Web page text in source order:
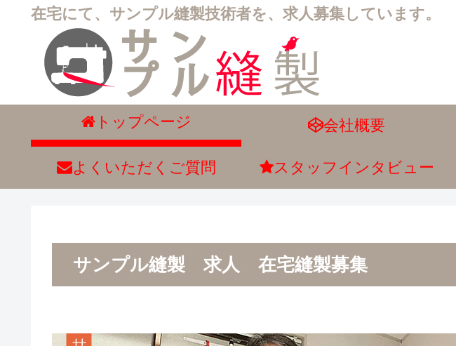
在宅にて、サンプル縫製技術者を、求人募集しています。
トップページ 会社概要
よくいただくご質問 スタッフインタビュー
サンプル縫製 求人 在宅縫製募集